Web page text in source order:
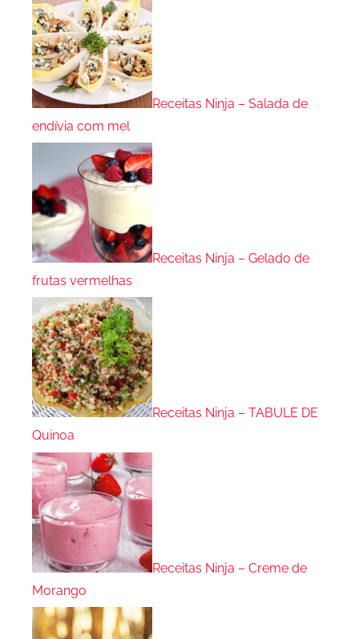
Receitas Ninja – Salada de
endívia com mel
Receitas Ninja – Gelado de
frutas vermelhas
Receitas Ninja – TABULE DE
Quinoa
Receitas Ninja – Creme de
Morango